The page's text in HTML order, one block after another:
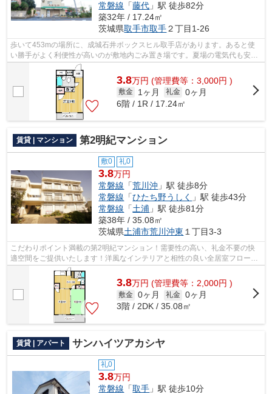
常磐線 「藤代 」駅 徒歩82分
築32年 / 17.24㎡
茨城県取手市取手２丁目1-26
歩いて453mの場所に、成城石井ボックスヒル取手店があります。あると使
い勝手がよく利便性が高いのが敷地内ごみ置き場です。夏場の電気代も安く
抑えられる通風良好で快適な物件です。...
3.8万円 (管理費等：3,000円 )
敷金 1ヶ月 礼金 0ヶ月
6階 / 1R / 17.24㎡
賃貸 | マンション 第2明紀マンション
敷0 礼0
3.8万円
常磐線 「荒川沖 」駅 徒歩8分
常磐線 「ひたち野うしく
」駅 徒歩43分
常磐線 「土浦 」駅 徒歩81分
築38年 / 35.08㎡
茨城県土浦市荒川沖東 １丁目3-3
こだわりポイント満載の第2明紀マンション！需要性の高い、礼金不要の快
適空間をご提供いたします！洋風なインテリアと相性の良い全居室フローリ
ング物件です！RC構造を生かした耐火、...
3.8万円 (管理費等：2,000円 )
敷金 0ヶ月 礼金 0ヶ月
3階 / 2DK / 35.08㎡
賃貸 | アパート サンハイツアカシヤ
礼0
3.8万円
常磐線 「取手 」駅 徒歩10分